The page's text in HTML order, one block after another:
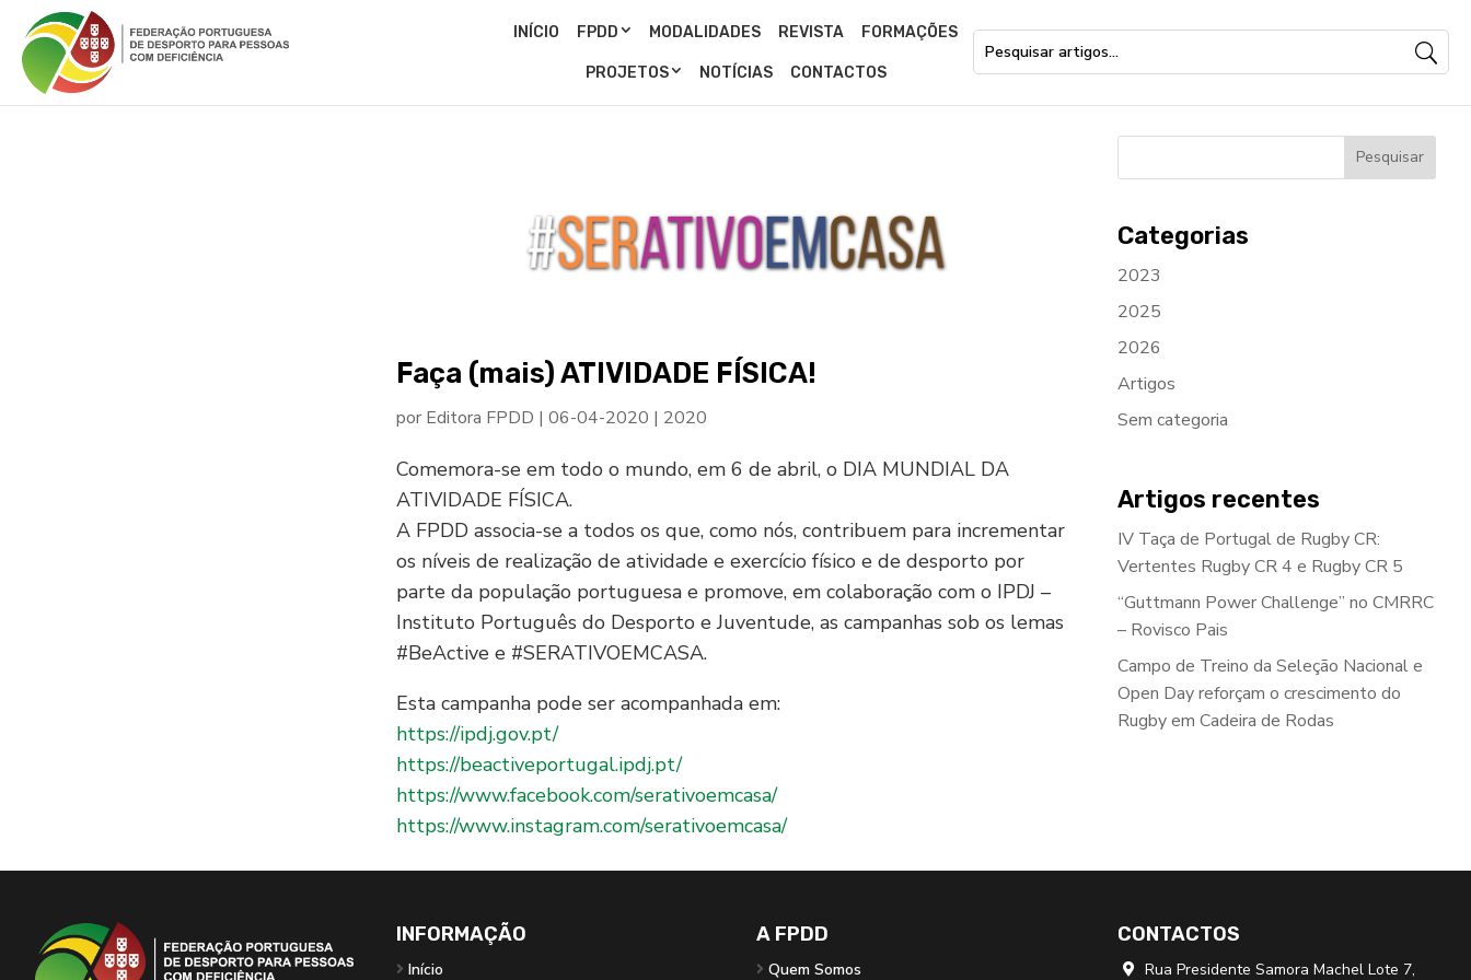
INÍCIO FPDD MODALIDADES REVISTA FORMAÇÕES
PROJETOS NOTÍCIAS CONTACTOS
Faça (mais) ATIVIDADE FÍSICA!
por Editora FPDD | 06-04-2020 | 2020
Comemora-se em todo o mundo, em 6 de abril, o DIA MUNDIAL DA
ATIVIDADE FÍSICA.
A FPDD associa-se a todos os que, como nós, contribuem para incrementar
os níveis de realização de atividade e exercício físico e de desporto por
parte da população portuguesa e promove, em colaboração com o IPDJ –
Instituto Português do Desporto e Juventude, as campanhas sob os lemas
#BeActive e #SERATIVOEMCASA.
Esta campanha pode ser acompanhada em:
https://ipdj.gov.pt/
https://beactiveportugal.ipdj.pt/
https://www.facebook.com/serativoemcasa/
https://www.instagram.com/serativoemcasa/
Categorias
2023
2025
2026
Artigos
Sem categoria
Artigos recentes
IV Taça de Portugal de Rugby CR:
Vertentes Rugby CR 4 e Rugby CR 5
“Guttmann Power Challenge” no CMRRC
– Rovisco Pais
Campo de Treino da Seleção Nacional e
Open Day reforçam o crescimento do
Rugby em Cadeira de Rodas
INFORMAÇÃO
Início
A FPDD
Quem Somos
CONTACTOS
 Rua Presidente Samora Machel Lote 7,